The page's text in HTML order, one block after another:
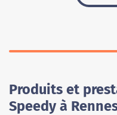
Produits et
Speedy à